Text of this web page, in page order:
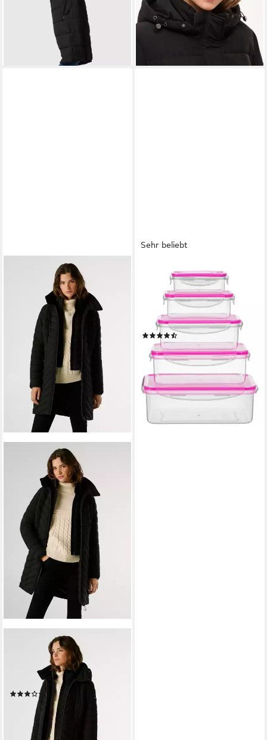
UVP 139,90 €
lieferbar - in 2-3 Werktagen bei dir
+1
lieferbar - in 1-2 Werktagen bei dir
PEPE JEANS
Steppmantel SANN LONG
wasserabweisend, mit
Innenverschluss
(1)
101,14 € UVP 170,00 €
lieferbar - in 1-2 Werktagen bei dir
Sehr beliebt
Frischhaltedose BERRY,
Kunststoff, Silikon, (Set, 10-
tlg), luftdichtem
Klappverschluss, ineinander
stapelbar
(127)
22,99 €
lieferbar - in 3-4 Werktagen bei dir